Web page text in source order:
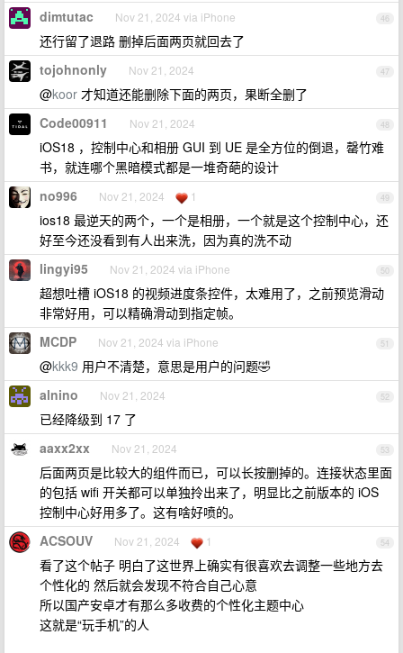
46
dimtutac Nov 21, 2024 via iPhone
还行留了退路 删掉后面两页就回去了
47
tojohnonly Nov 21, 2024
@koor 才知道还能删除下面的两页，果断全删了
48
Code00911 Nov 21, 2024
iOS18 ，控制中心和相册 GUI 到 UE 是全方位的倒退，罄竹难
书，就连哪个黑暗模式都是一堆奇葩的设计
49
no996 Nov 21, 2024 1
ios18 最逆天的两个，一个是相册，一个就是这个控制中心，还
好至今还没看到有人出来洗，因为真的洗不动
50
lingyi95 Nov 21, 2024 via iPhone
超想吐槽 iOS18 的视频进度条控件，太难用了，之前预览滑动
非常好用，可以精确滑动到指定帧。
51
MCDP Nov 21, 2024 via iPhone
@kkk9 用户不清楚，意思是用户的问题🤣
52
alnino Nov 21, 2024
已经降级到 17 了
53
aaxx2xx Nov 21, 2024
后面两页是比较大的组件而已，可以长按删掉的。连接状态里面
的包括 wifi 开关都可以单独拎出来了，明显比之前版本的 iOS
控制中心好用多了。这有啥好喷的。
54
ACSOUV Nov 21, 2024 1
看了这个帖子 明白了这世界上确实有很喜欢去调整一些地方去
个性化的 然后就会发现不符合自己心意
所以国产安卓才有那么多收费的个性化主题中心
这就是“玩手机”的人